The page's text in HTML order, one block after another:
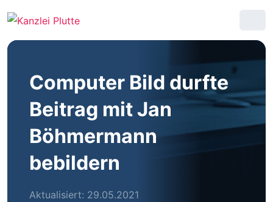
Computer Bild durfte
Beitrag mit Jan
Böhmermann
bebildern
Aktualisiert: 29.05.2021